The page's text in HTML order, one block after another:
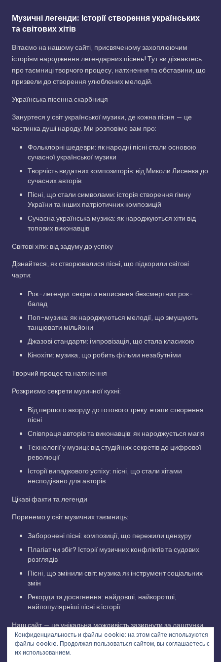
Музичні легенди: Історії створення українських
та світових хітів
Вітаємо на нашому сайті, присвяченому захоплюючим
історіям народження легендарних пісень! Тут ви дізнаєтесь
про таємниці творчого процесу, натхнення та обставини, що
призвели до створення улюблених мелодій.
Українська пісенна скарбниця
Зануртеся у світ української музики, де кожна пісня — це
частинка душі народу. Ми розповімо вам про:
Фольклорні шедеври: як народні пісні стали основою
сучасної української музики
Творчість видатних композиторів: від Миколи Лисенка до
сучасних авторів
Пісні, що стали символами: історія створення гімну
України та інших патріотичних композицій
Сучасна українська музика: як народжуються хіти від
топових виконавців
Світові хіти: від задуму до успіху
Дізнайтеся, як створювалися пісні, що підкорили світові
чарти:
Рок-легенди: секрети написання безсмертних рок-
балад
Поп-музика: як народжуються мелодії, що змушують
танцювати мільйони
Джазові стандарти: імпровізація, що стала класикою
Кінохіти: музика, що робить фільми незабутніми
Творчий процес та натхнення
Розкриємо секрети музичної кухні:
Від першого акорду до готового треку: етапи створення
пісні
Співпраця авторів та виконавців: як народжується магія
Технології у музиці: від студійних секретів до цифрової
революції
Історії випадкового успіху: пісні, що стали хітами
несподівано для авторів
Цікаві факти та легенди
Поринемо у світ музичних таємниць:
Заборонені пісні: композиції, що пережили цензуру
Плагіат чи збіг? Історії музичних конфліктів та судових
розглядів
Пісні, що змінили світ: музика як інструмент соціальних
змін
Рекорди та досягнення: найдовші, найкоротші,
найпопулярніші пісні в історії
Наш сайт — це унікальна можливість зазирнути за лаштунки
музичної індустрії, дізнатися про творчий шлях улюблених
виконавців та відкрити для себе нові грані улюблених
Конфиденциальность и файлы cookie: на этом сайте используются
файлы cookie. Продолжая пользоваться сайтом, вы соглашаетесь с
их использованием.